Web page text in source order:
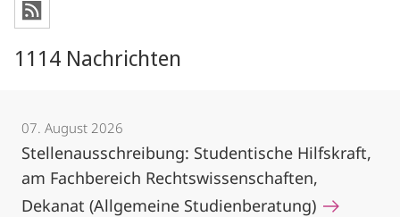
1114 Nachrichten
07. August 2026
Stellenausschreibung: Studentische Hilfskraft,
am Fachbereich Rechtswissenschaften,
Dekanat (Allgemeine Studienberatung)